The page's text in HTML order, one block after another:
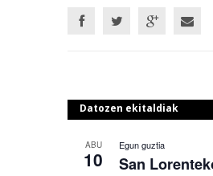
Datozen ekitaldiak
ABU
10
Egun guztia
San